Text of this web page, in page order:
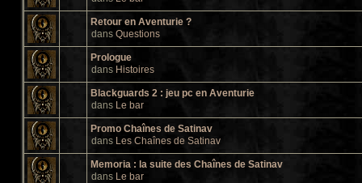
Retour en Aventurie ?
dans Questions
Prologue
dans Histoires
Blackguards 2 : jeu pc en Aventurie
dans Le bar
Promo Chaînes de Satinav
dans Les Chaînes de Satinav
Memoria : la suite des Chaînes de Satinav
dans Le bar